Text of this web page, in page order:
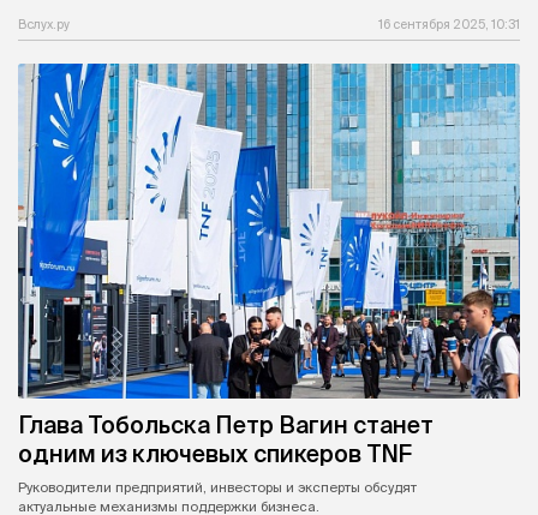
Вслух.ру 16 сентября 2025, 10:31
Глава Тобольска Петр Вагин станет
одним из ключевых спикеров TNF
Руководители предприятий, инвесторы и эксперты обсудят
актуальные механизмы поддержки бизнеса.